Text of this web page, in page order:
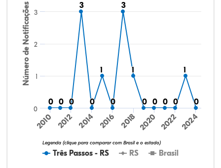
Número de Notificações
0
0 0
0 0
0
3
3
0
0
11
0
0
3
3
11
0
0 0
0 0
0 0
0
11
0
0
Três Passos - RS RS Brasil
Legenda (clique para comparar com Brasil e o estado)
2010 2012 2014 2016 2018 2020 2022 2024
0
1
2
3